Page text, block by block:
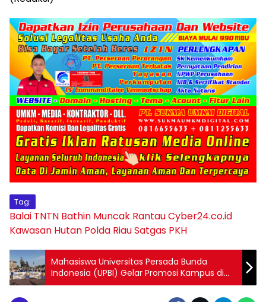
Tag:
Balai TNTN Bathin Muncak RantauCyber24.co.id
Kawasan Hutan Polda RiauSatgas PKH
Mahasiswa Universitas Persada Bunda
Indonesia (UPBI) Gelar Promosi Kampus di
Area Car Free Day Pekanbaru